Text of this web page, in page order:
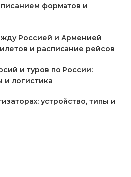
форматов и
Россией и Арменией
и расписание рейсов
и туров по России:
логистика
устройство, типы и